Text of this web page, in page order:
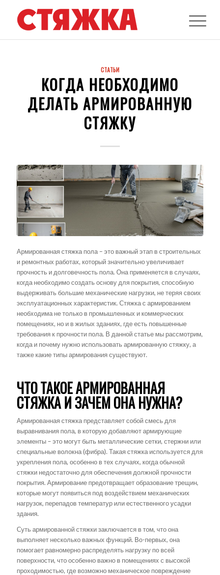
СТАТЬИ
КОГДА НЕОБХОДИМО
ДЕЛАТЬ АРМИРОВАННУЮ
СТЯЖКУ
Армированная стяжка пола – это важный этап в строительных
и ремонтных работах, который значительно увеличивает
прочность и долговечность пола. Она применяется в случаях,
когда необходимо создать основу для покрытия, способную
выдерживать большие механические нагрузки, не теряя своих
эксплуатационных характеристик. Стяжка с армированием
необходима не только в промышленных и коммерческих
помещениях, но и в жилых зданиях, где есть повышенные
требования к прочности пола. В данной статье мы рассмотрим,
когда и почему нужно использовать армированную стяжку, а
также какие типы армирования существуют.
ЧТО ТАКОЕ АРМИРОВАННАЯ
СТЯЖКА И ЗАЧЕМ ОНА НУЖНА?
Армированная стяжка представляет собой смесь для
выравнивания пола, в которую добавляют армирующие
элементы – это могут быть металлические сетки, стержни или
специальные волокна (фибра). Такая стяжка используется для
укрепления пола, особенно в тех случаях, когда обычной
стяжки недостаточно для обеспечения должной прочности
покрытия. Армирование предотвращает образование трещин,
которые могут появиться под воздействием механических
нагрузок, перепадов температур или естественного усадки
здания.
Суть армированной стяжки заключается в том, что она
выполняет несколько важных функций. Во-первых, она
помогает равномерно распределять нагрузку по всей
поверхности, что особенно важно в помещениях с высокой
проходимостью, где возможно механическое повреждение